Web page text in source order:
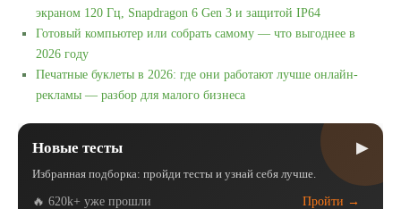
экраном 120 Гц, Snapdragon 6 Gen 3 и защитой IP64
Готовый компьютер или собрать самому — что выгоднее в
2026 году
Печатные буклеты в 2026: где они работают лучше онлайн-
рекламы — разбор для малого бизнеса
Новые тесты ▶
Избранная подборка: пройди тесты и узнай себя лучше.
🔥 620k+ уже прошли Пройти →